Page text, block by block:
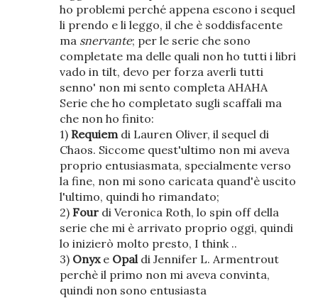
ho problemi perché appena escono i sequel
li prendo e li leggo, il che è soddisfacente
ma snervante; per le serie che sono
completate ma delle quali non ho tutti i libri
vado in tilt, devo per forza averli tutti
senno' non mi sento completa AHAHA
Serie che ho completato sugli scaffali ma
che non ho finito:
1) Requiemdi Lauren Oliver, il sequel di
Chaos. Siccome quest'ultimo non mi aveva
proprio entusiasmata, specialmente verso
la fine, non mi sono caricata quand'è uscito
l'ultimo, quindi ho rimandato;
2) Four di Veronica Roth, lo spin off della
serie che mi è arrivato proprio oggi, quindi
lo inizierò molto presto, I think ..
3) Onyxe Opaldi Jennifer L. Armentrout
perchè il primo non mi aveva convinta,
quindi non sono entusiasta